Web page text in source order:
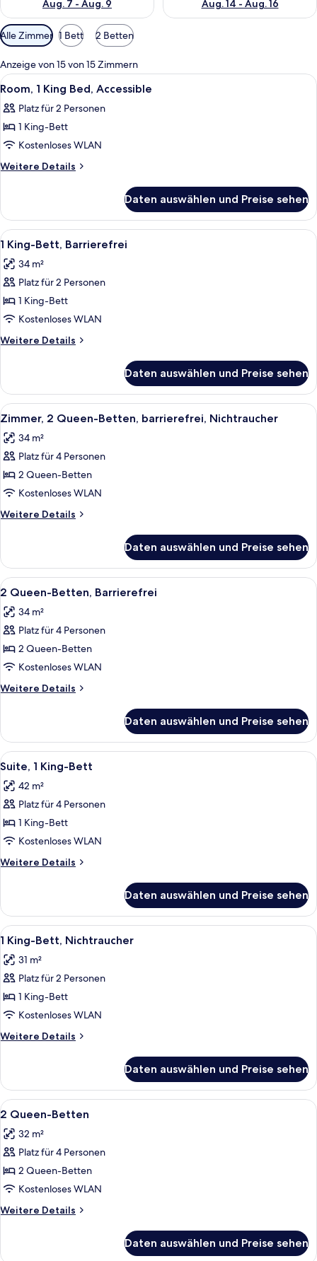
Aug. 7 - Aug. 9
Aug. 14 - Aug. 16
Verfügbare
Filter
für
Zimmer
Alle Zimmer 1 Bett 2 Betten
Anzeige von 15 von 15 Zimmern
Alle
Fotos
für
Room,
1
King
anzeigen
Ein Hotelzimmer mit einem großen
6
Room, 1 King Bed, Accessible
Platz für 2 Personen
1 King-Bett
Kostenloses WLAN
Weitere Details
Weitere
1
King
Bed,
Accessible
Daten auswählen und Preise sehen
Alle
Fotos
für
1 King-
Bett,
Barrierefrei
anzeigen
Ein kleines Hotelzimmer mit
8
1 King-Bett, Barrierefrei
34 m²
Platz für 2 Personen
1 King-Bett
Kostenloses WLAN
Weitere Details
Weitere
Bett,
Barrierefrei
Daten auswählen und Preise sehen
Alle
Fotos
für
Zimmer,
2 Queen-
Betten,
barrierefrei,
Nichtraucher
Ein Hotelzimmer mit zwei Betten,
11
Zimmer, 2 Queen-Betten, barrierefrei, Nichtraucher
34 m²
Platz für 4 Personen
2 Queen-Betten
Kostenloses WLAN
Weitere Details
Weitere
2 Queen-
Betten,
barrierefrei,
Daten auswählen und Preise sehen
Alle
Fotos
für
2
Queen-
Betten,
Barrierefrei
anzeigen
Ein Hotelzimmer mit zwei Betten,
10
2 Queen-Betten, Barrierefrei
34 m²
Platz für 4 Personen
2 Queen-Betten
Kostenloses WLAN
Weitere Details
Weitere
Queen-
Betten,
Barrierefrei
Daten auswählen und Preise sehen
Alle
Fotos
für
Suite,
1 King-
Bett
anzeigen
Ein Hotelzimmer mit einem großen
9
Suite, 1 King-Bett
42 m²
Platz für 4 Personen
1 King-Bett
Kostenloses WLAN
Weitere Details
Weitere
1 King-
Bett
Daten auswählen und Preise sehen
Alle
Fotos
für
1 King-
Bett,
Nichtraucher
anzeigen
Ein kleines Hotelzimmer mit
15
1 King-Bett, Nichtraucher
31 m²
Platz für 2 Personen
1 King-Bett
Kostenloses WLAN
Weitere Details
Weitere
Bett,
Nichtraucher
Daten auswählen und Preise sehen
Alle
Fotos
für
2
Queen-
Betten
anzeigen
Ein Hotelzimmer mit zwei Betten,
10
2 Queen-Betten
32 m²
Platz für 4 Personen
2 Queen-Betten
Kostenloses WLAN
Weitere Details
Weitere
Daten auswählen und Preise sehen